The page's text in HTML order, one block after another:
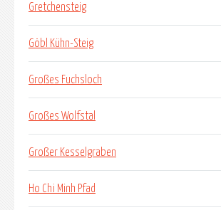
Gretchensteig
Göbl Kühn-Steig
Großes Fuchsloch
Großes Wolfstal
Großer Kesselgraben
Ho Chi Minh Pfad